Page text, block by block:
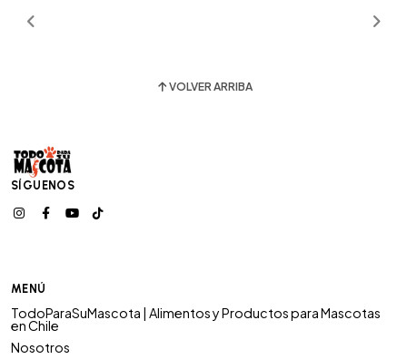
VOLVER ARRIBA
SÍGUENOS
MENÚ
TodoParaSuMascota | Alimentos y Productos para Mascotas
en Chile
Nosotros